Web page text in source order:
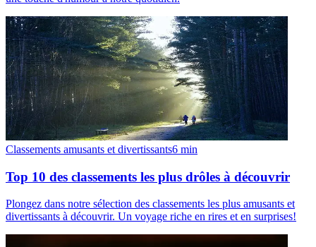
Classements amusants et divertissants6 min
Top 10 des classements les plus drôles à découvrir
Plongez dans notre sélection des classements les plus amusants et
divertissants à découvrir. Un voyage riche en rires et en surprises!